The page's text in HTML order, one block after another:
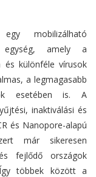
mobilizálható
egység, amely a
és különféle vírusok
a legmagasabb
esetében is. A
inaktiválási és
és Nanopore-alapú
már sikeresen
fejlődő országok
többek között a